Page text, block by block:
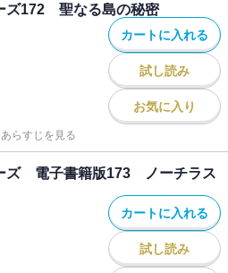
ズ172 聖なる島の秘密
カートに入れる
試し読み
お気に入り
あらすじを見る
ズ 電子書籍版173 ノーチラス
カートに入れる
試し読み